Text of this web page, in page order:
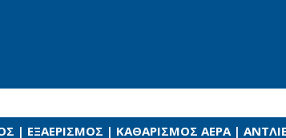
| ΕΞΑΕΡΙΣΜΟΣ | ΚΑΘΑΡΙΣΜΟΣ ΑΕΡΑ |